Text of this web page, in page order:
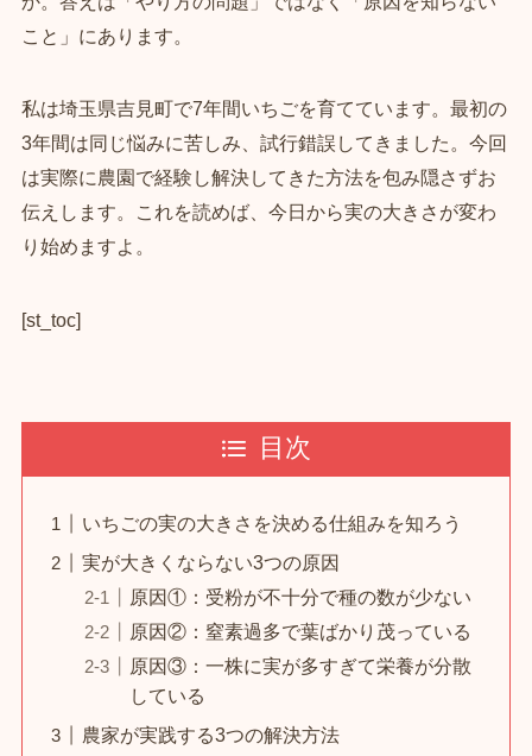
こと」にあります。
私は埼玉県吉見町で7年間いちごを育てています。最初の
3年間は同じ悩みに苦しみ、試行錯誤してきました。今回
は実際に農園で経験し解決してきた方法を包み隠さずお
伝えします。これを読めば、今日から実の大きさが変わ
り始めますよ。
[st_toc]
目次
いちごの実の大きさを決める仕組みを知ろう
実が大きくならない3つの原因
原因①：受粉が不十分で種の数が少ない
原因②：窒素過多で葉ばかり茂っている
原因③：一株に実が多すぎて栄養が分散
している
農家が実践する3つの解決方法